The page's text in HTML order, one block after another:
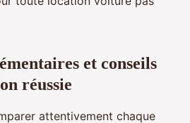
et conseils
réussie
attentivement chaque